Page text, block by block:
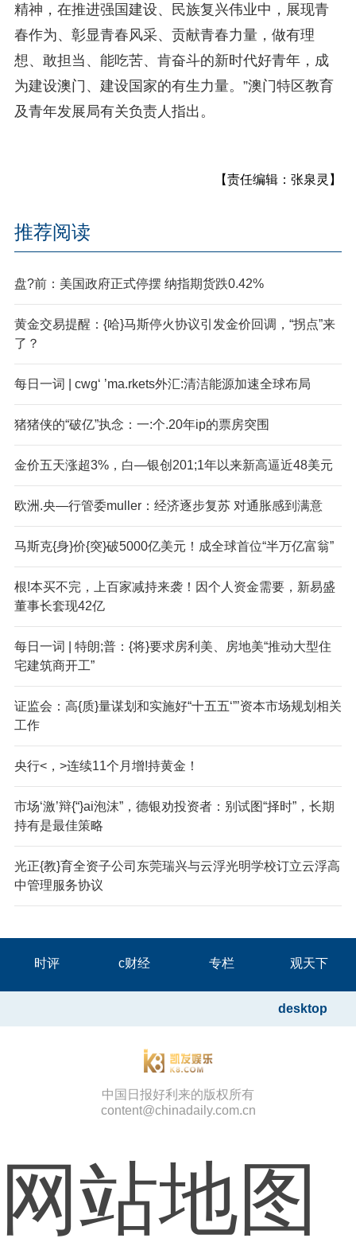
精神，在推进强国建设、民族复兴伟业中，展现青
春作为、彰显青春风采、贡献青春力量，做有理
想、敢担当、能吃苦、肯奋斗的新时代好青年，成
为建设澳门、建设国家的有生力量。”澳门特区教育
及青年发展局有关负责人指出。
【责任编辑：张泉灵】
推荐阅读
盘?前：美国政府正式停摆 纳指期货跌0.42%
黄金交易提醒：{哈}马斯停火协议引发金价回调，“拐点”来
了？
每日一词 | cwg‘ ’ma.rkets外汇:清洁能源加速全球布局
猪猪侠的“破亿”执念：一:个.20年ip的票房突围
金价五天涨超3%，白—银创201;1年以来新高逼近48美元
欧洲.央—行管委muller：经济逐步复苏 对通胀感到满意
马斯克{身}价{突}破5000亿美元！成全球首位“半万亿富翁”
根!本买不完，上百家减持来袭！因个人资金需要，新易盛
董事长套现42亿
每日一词 | 特朗;普：{将}要求房利美、房地美“推动大型住
宅建筑商开工”
证监会：高{质}量谋划和实施好“十五五‘”’资本市场规划相关
工作
央行<，>连续11个月增!持黄金！
市场‘激’辩{“}ai泡沫”，德银劝投资者：别试图“择时”，长期
持有是最佳策略
光正{教}育全资子公司东莞瑞兴与云浮光明学校订立云浮高
中管理服务协议
时评 c财经 专栏 观天下
desktop
中国日报好利来的版权所有
content@chinadaily.com.cn
网站地图